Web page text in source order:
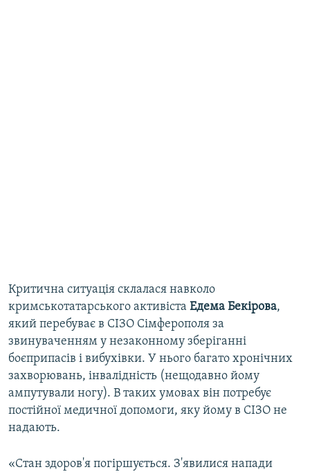
Критична ситуація склалася навколо
кримськотатарського активіста Едема Бекірова,
який перебуває в СІЗО Сімферополя за
звинуваченням у незаконному зберіганні
боєприпасів і вибухівки. У нього багато хронічних
захворювань, інвалідність (нещодавно йому
ампутували ногу). В таких умовах він потребує
постійної медичної допомоги, яку йому в СІЗО не
надають.
«Стан здоров'я погіршується. З'явилися напади